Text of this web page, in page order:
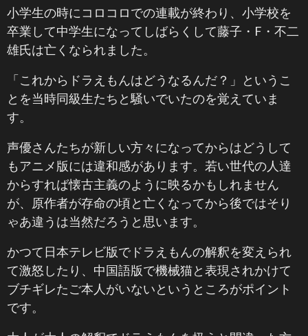
小学生の時にコロコロでの連載が終わり、小学校を
卒業して中学生になってしばらくして藤子・F・不二
雄氏は亡くなられました。
「これからドラえもんはどうなるんだ？」というこ
とを当時同級生たちと騒いでいたのを覚えていま
す。
声優さんたちが新しい方々になってからはどうして
もアニメ版には違和感があります。若い世代の人達
からすれば懐古主義のように映るかもしれません
が、原作者が存命の頃と亡くなってから後ではそり
ゃあ違うは当然だろうと思います。
かつて日本テレビ版でドラえもんの解釈を変えられ
て激怒したり、中国語版で機械猫と表現されかけて
ブチギレたご本人がいないというところがポイント
です。